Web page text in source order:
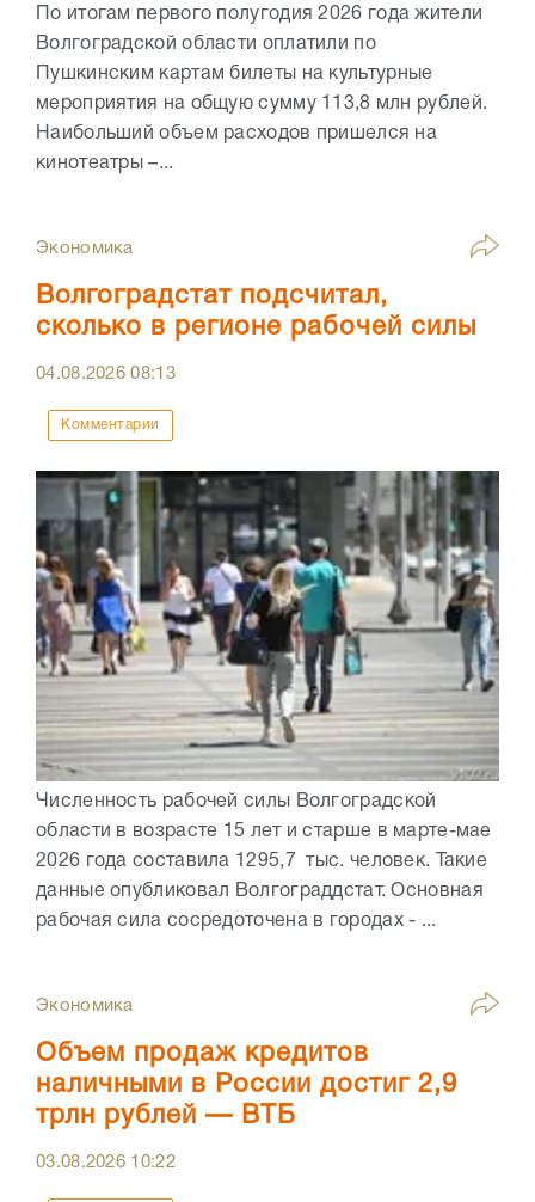
По итогам первого полугодия 2026 года жители
Волгоградской области оплатили по
Пушкинским картам билеты на культурные
мероприятия на общую сумму 113,8 млн рублей.
Наибольший объем расходов пришелся на
кинотеатры –...
Экономика
Волгоградстат подсчитал,
сколько в регионе рабочей силы
04.08.202608:13
Комментарии
Численность рабочей силы Волгоградской
области в возрасте 15 лет и старше в марте-мае
2026 года составила 1295,7 тыс. человек. Такие
данные опубликовал Волгограддстат. Основная
рабочая сила сосредоточена в городах - ...
Экономика
Объем продаж кредитов
наличными в России достиг 2,9
трлн рублей — ВТБ
03.08.2026 10:22